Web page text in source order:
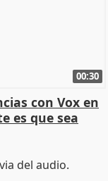
00:30
con Vox en
es que sea